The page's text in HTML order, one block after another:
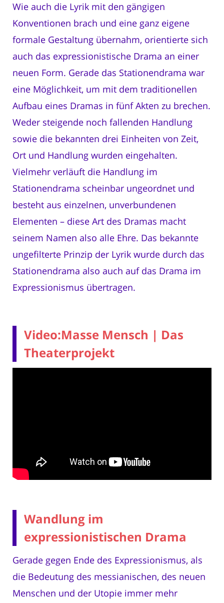
Wie auch die Lyrik mit den gängigen
Konventionen brach und eine ganz eigene
formale Gestaltung übernahm, orientierte sich
auch das expressionistische Drama an einer
neuen Form. Gerade das Stationendrama war
eine Möglichkeit, um mit dem traditionellen
Aufbau eines Dramas in fünf Akten zu brechen.
Weder steigende noch fallenden Handlung
sowie die bekannten drei Einheiten von Zeit,
Ort und Handlung wurden eingehalten.
Vielmehr verläuft die Handlung im
Stationendrama scheinbar ungeordnet und
besteht aus einzelnen, unverbundenen
Elementen – diese Art des Dramas macht
seinem Namen also alle Ehre. Das bekannte
ungefilterte Prinzip der Lyrik wurde durch das
Stationendrama also auch auf das Drama im
Expressionismus übertragen.
Video:Masse Mensch | Das
Theaterprojekt
Wandlung im
expressionistischen Drama
Gerade gegen Ende des Expressionismus, als
die Bedeutung des messianischen, des neuen
Menschen und der Utopie immer mehr